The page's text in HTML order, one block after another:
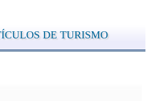
DE TURISMO